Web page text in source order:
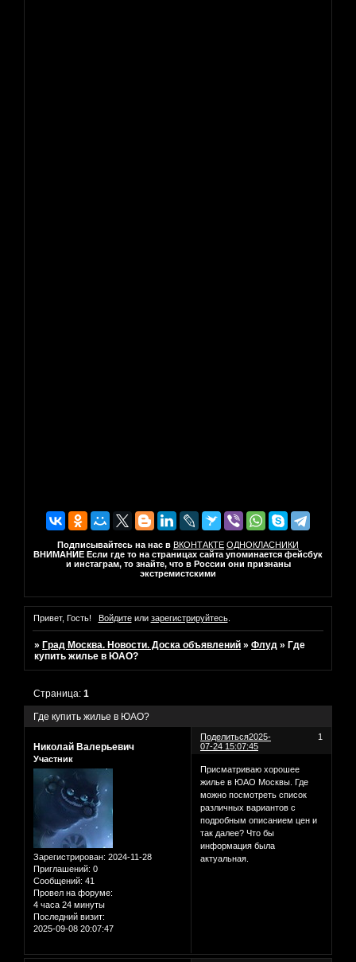
Подписывайтесь на нас в ВКОНТАКТЕ ОДНОКЛАСНИКИ
ВНИМАНИЕ Если где то на страницах сайта упоминается фейсбук
и инстаграм, то знайте, что в России они признаны
экстремистскими
Привет, Гость! Войдитеили зарегистрируйтесь.
» Град Москва. Новости. Доска объявлений »Флуд » Где
купить жилье в ЮАО?
Где купить жилье в ЮАО?
Страница:1
Поделиться 1
2025-
07-24 15:07:45
Николай Валерьевич
Участник
Зарегистрирован: 2024-11-28
Приглашений: 0
Сообщений: 41
Провел на форуме:
4 часа 24 минуты
Последний визит:
2025-09-08 20:07:47
Присматриваю хорошее
жилье в ЮАО Москвы. Где
можно посмотреть список
различных вариантов с
подробным описанием цен и
так далее? Что бы
информация была
актуальная.